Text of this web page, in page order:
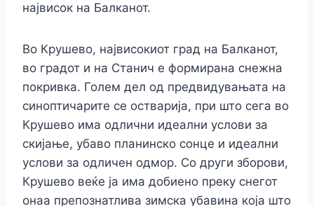
највисок на Балканот.
Во Крушево, највисокиот град на Балканот,
во градот и на Станич е формирана снежна
покривка. Голем дел од предвидувањата на
синоптичарите се остварија, при што сега во
Крушево има одлични идеални услови за
скијање, убаво планинско сонце и идеални
услови за одличен одмор. Со други зборови,
Крушево веќе ја има добиено преку снегот
онаа препознатлива зимска убавина која што